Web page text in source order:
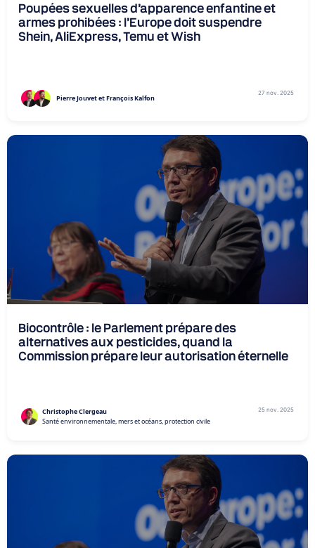
Poupées sexuelles d’apparence enfantine et
armes prohibées : l’Europe doit suspendre
Shein, AliExpress, Temu et Wish
Pierre Jouvet et François Kalfon
27 nov. 2025
Biocontrôle : le Parlement prépare des
alternatives aux pesticides, quand la
Commission prépare leur autorisation éternelle
Christophe Clergeau
Santé environnementale, mers et océans, protection civile
25 nov. 2025